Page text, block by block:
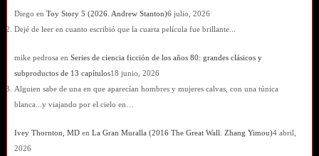
Diego en Toy Story 5 (2026. Andrew Stanton)6 julio, 2026
Dejé de leer en cuanto escribió que la cuarta película fue brillante...
mike pedrosa en Series de ciencia ficción de los años 80: grandes clásicos y
subproductos de 13 capítulos18 junio, 2026
Alguien sabe de una en que aparecían hombres y mujeres calvas, con una túnica
blanca...y viajando por el cielo en…
Ivey Thornton, MDen La Gran Muralla (2016 The Great Wall. Zhang Yimou)4 abril,
2026